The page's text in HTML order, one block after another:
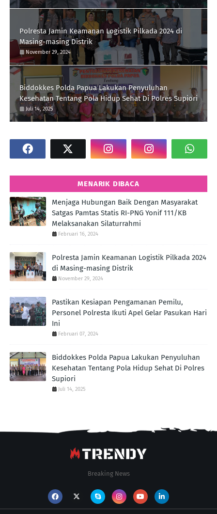
Polresta Jamin Keamanan Logistik Pilkada 2024 di
Masing-masing Distrik
November 29, 2024
Biddokkes Polda Papua Lakukan Penyuluhan
Kesehatan Tentang Pola Hidup Sehat Di Polres Supiori
Juli 14, 2025
MENARIK DIBACA
Menjaga Hubungan Baik Dengan Masyarakat
Satgas Pamtas Statis RI-PNG Yonif 111/KB
Melaksanakan Silaturrahmi
Februari 16, 2024
Polresta Jamin Keamanan Logistik Pilkada 2024
di Masing-masing Distrik
November 29, 2024
Pastikan Kesiapan Pengamanan Pemilu,
Personel Polresta Ikuti Apel Gelar Pasukan Hari
Ini
Februari 07, 2024
Biddokkes Polda Papua Lakukan Penyuluhan
Kesehatan Tentang Pola Hidup Sehat Di Polres
Supiori
Juli 14, 2025
Breaking News